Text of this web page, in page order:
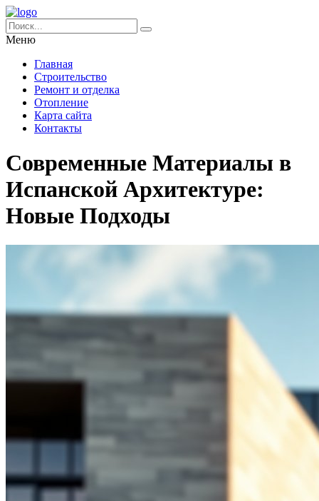
Меню
Главная
Строительство
Ремонт и отделка
Отопление
Карта сайта
Контакты
Современные Материалы в
Испанской Архитектуре:
Новые Подходы